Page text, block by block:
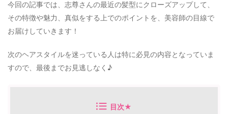
今回の記事では、志尊さんの最近の髪型にクローズアップして、
その特徴や魅力、真似をする上でのポイントを、美容師の目線で
お届けしていきます！
次のヘアスタイルを迷っている人は特に必見の内容となっていま
すので、最後までお見逃しなく♪
目次★